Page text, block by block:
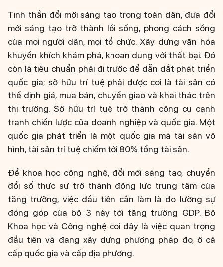
Tinh thần đổi mới sáng tạo trong toàn dân, đưa đổi
mới sáng tạo trở thành lối sống, phong cách sống
của mọi người dân, mọi tổ chức. Xây dựng văn hóa
khuyến khích khám phá, khoan dung với thất bại. Đó
còn là tiêu chuẩn phải đi trước để dẫn dắt phát triển
quốc gia; sở hữu trí tuệ phải được coi là tài sản có
thể định giá, mua bán, chuyển giao và khai thác trên
thị trường. Sở hữu trí tuệ trở thành công cụ cạnh
tranh chiến lược của doanh nghiệp và quốc gia. Một
quốc gia phát triển là một quốc gia mà tài sản vô
hình, tài sản trí tuệ chiếm tới 80% tổng tài sản.
Để khoa học công nghệ, đổi mới sáng tạo, chuyển
đổi số thực sự trở thành động lực trung tâm của
tăng trưởng, việc đầu tiên cần làm là đo lường sự
đóng góp của bộ 3 này tới tăng trưởng GDP. Bộ
Khoa học và Công nghệ coi đây là việc quan trọng
đầu tiên và đang xây dựng phương pháp đo, ở cả
cấp quốc gia và cấp địa phương.